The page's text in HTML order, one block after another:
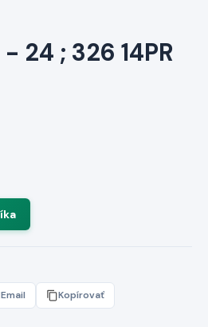
24 ; 326 14PR
Email Kopírovať